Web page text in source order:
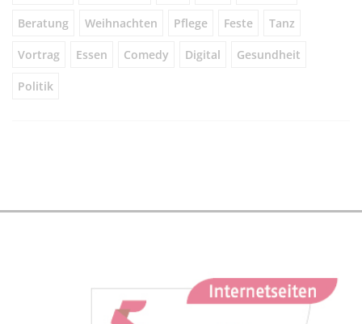
Beratung Weihnachten Pflege Feste Tanz
Vortrag Essen Comedy Digital Gesundheit
Politik